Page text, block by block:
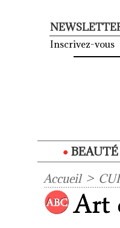
Inscrivez-vous
BEAUTÉ
Accueil >